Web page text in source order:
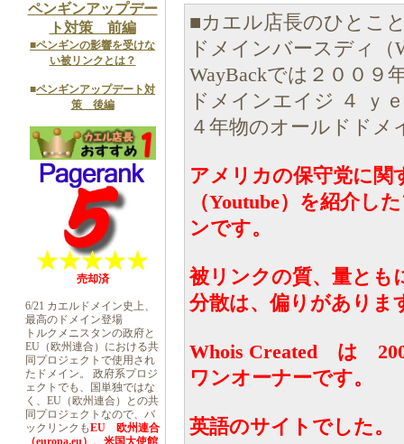
ペンギンアップデー
ト対策 前編
■ペンギンの影響を受けな
い被リンクとは？
■ペンギンアップデート対
策 後編
売却済
6/21 カエルドメイン史上、
最高のドメイン登場
トルクメニスタンの政府と
EU（欧州連合）における共
同プロジェクトで使用され
たドメイン。 政府系プロジ
ェクトでも、国単独ではな
く、EU（欧州連合）との共
同プロジェクトなので、バ
ックリンクもEU 欧州連合
■カエル店長のひとこ
ドメインバースディ
WayBackでは２００９
ドメインエイジ ４ ｙ
４年物のオールドドメ
アメリカの保守党に関
（Youtube）を紹介し
ンです。
被リンクの質、量とも
分散は、偏りがありま
Whois Created は
ワンオーナーです。
英語のサイトでした。